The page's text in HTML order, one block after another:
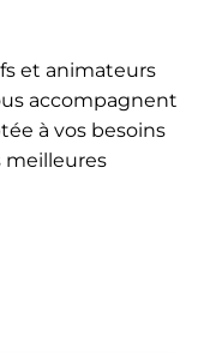
et animateurs
accompagnent
à vos besoins
meilleures